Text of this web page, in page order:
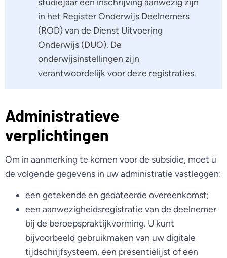
in het Register Onderwijs Deelnemers
(ROD) van de Dienst Uitvoering
Onderwijs (DUO). De
onderwijsinstellingen zijn
verantwoordelijk voor deze registraties.
Administratieve
verplichtingen
Om in aanmerking te komen voor de subsidie, moet u
de volgende gegevens in uw administratie vastleggen:
een getekende en gedateerde overeenkomst;
een aanwezigheidsregistratie van de deelnemer
bij de beroepspraktijkvorming. U kunt
bijvoorbeeld gebruikmaken van uw digitale
tijdschrijfsysteem, een presentielijst of een